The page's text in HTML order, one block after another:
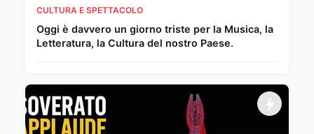
CULTURA E SPETTACOLO
Oggi è davvero un giorno triste per la Musica, la
Letteratura, la Cultura del nostro Paese.